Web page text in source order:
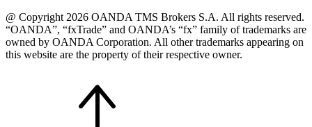
@ Copyright 2026 OANDA TMS Brokers S.A. All rights reserved.
“OANDA”, “fxTrade” and OANDA’s “fx” family of trademarks are
owned by OANDA Corporation. All other trademarks appearing on
this website are the property of their respective owner.